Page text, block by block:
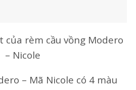
của rèm cầu vồng Modero
– Nicole
– Mã Nicole có 4 màu